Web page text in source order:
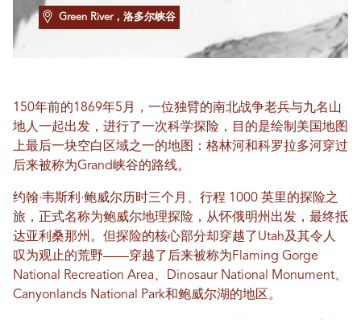
Green River，洛多尔峡谷
150年前的1869年5月，一位独臂的南北战争老兵与九名山
地人一起出发，进行了一次科学探险，目的是绘制美国地图
上最后一块空白区域之一的地图：格林河和科罗拉多河穿过
后来被称为Grand峡谷的路线。
约翰·韦斯利·鲍威尔历时三个月、行程 1000 英里的探险之
旅，正式名称为鲍威尔地理探险，从怀俄明州出发，最终抵
达亚利桑那州。但探险的核心部分却穿越了Utah及其令人
叹为观止的荒野——穿越了后来被称为Flaming Gorge
National Recreation Area、Dinosaur National Monument、
Canyonlands National Park和鲍威尔湖的地区。